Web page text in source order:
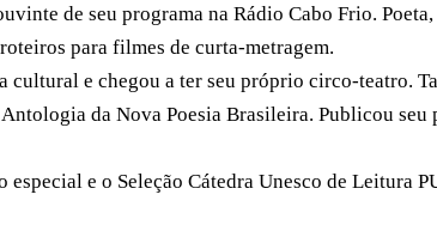
de seu programa na Rádio Cabo Frio.
para filmes de curta-metragem.
e chegou a ter seu próprio circo-teatro.
da Nova Poesia Brasileira. Publicou
e o Seleção Cátedra Unesco de Leitura